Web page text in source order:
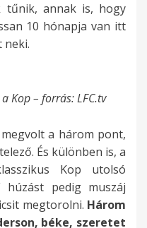
tűnik, annak is, hogy
10 hónapja van itt
neki.
Kop – forrás: LFC.tv
a három pont,
És különben is, a
Kop utolsó
húzást pedig muszáj
megtorolni. Három
béke, szeretet